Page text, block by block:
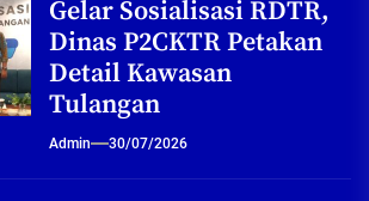
Gelar Sosialisasi RDTR,
Dinas P2CKTR Petakan
Detail Kawasan
Tulangan
Admin 30/07/2026